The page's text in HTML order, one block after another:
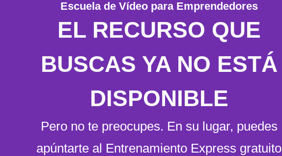
Escuela de Vídeo para Emprendedores
EL RECURSO QUE
BUSCAS YA NO ESTÁ
DISPONIBLE
Pero no te preocupes. En su lugar, puedes
apúntarte al Entrenamiento Express gratuito